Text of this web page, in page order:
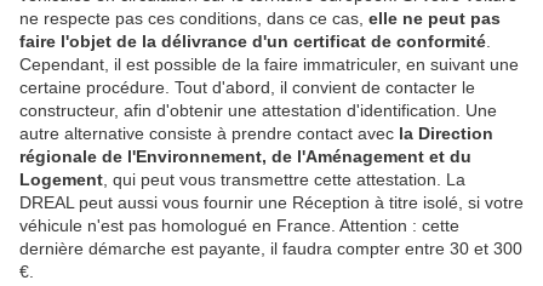
ne respecte pas ces conditions, dans ce cas, elle ne peut pas
faire l'objet de la délivrance d'un certificat de conformité
Cependant, il est possible de la faire immatriculer, en suivant une
certaine procédure. Tout d'abord, il convient de contacter le
constructeur, afin d'obtenir une attestation d'identification. Une
autre alternative consiste à prendre contact avec la Direction
régionale de l'Environnement, de l'Aménagement et du
Logement , qui peut vous transmettre cette attestation. La
DREAL peut aussi vous fournir une Réception à titre isolé, si votre
véhicule n'est pas homologué en France. Attention : cette
dernière démarche est payante, il faudra compter entre 30 et 300
€.